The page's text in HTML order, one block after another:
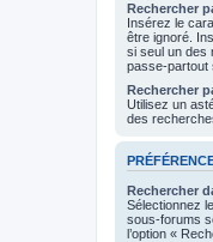
Rechercher
Insérez le
être ignoré.
si seul un des
passe-partout
Rechercher
Utilisez un
des
Rechercher
Sélectionnez
sous-forums
l’option «